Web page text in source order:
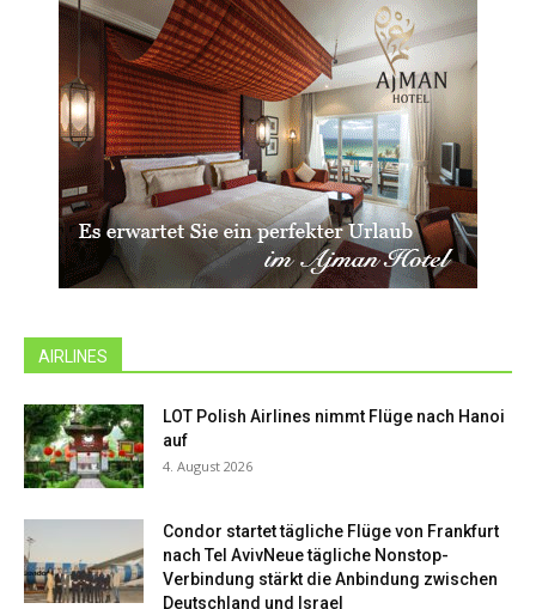
AIRLINES
LOT Polish Airlines nimmt Flüge nach Hanoi
auf
4. August 2026
Condor startet tägliche Flüge von Frankfurt
nach Tel AvivNeue tägliche Nonstop-
Verbindung stärkt die Anbindung zwischen
Deutschland und Israel